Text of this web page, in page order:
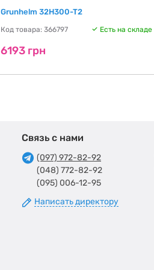
Grunhelm 32H300-T2
Код товара: 366797 Есть на складе
6193 грн
Связь с нами
(097) 972-82-92
(048) 772-82-92
(095) 006-12-95
Написать директору